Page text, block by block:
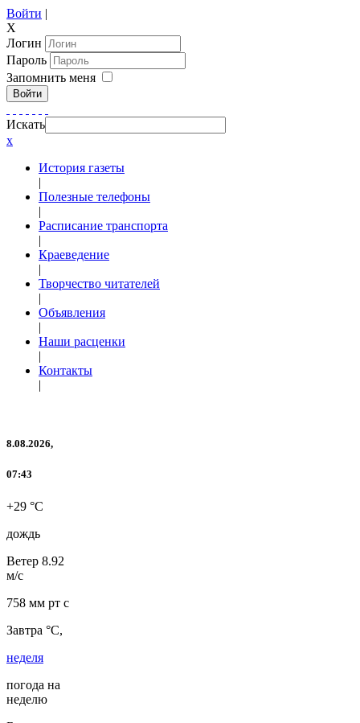
Войти |
X
Логин
Пароль
Запомнить меня
Войти
Искать
x
История газеты
|
Полезные телефоны
|
Расписание транспорта
|
Краеведение
|
Творчество читателей
|
Объявления
|
Наши расценки
|
Контакты
|
8.08.2026,
07:43
+29 °C
дождь
Ветер 8.92
м/с
758 мм рт с
Завтра °C,
неделя
погода на
неделю